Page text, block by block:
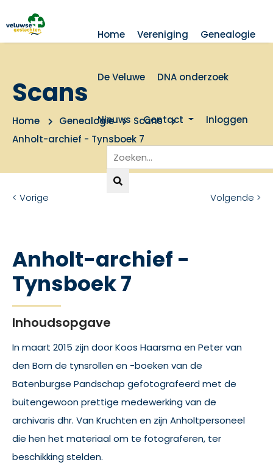
Home Vereniging Genealogie
De Veluwe DNA onderzoek
Nieuws Contact Inloggen
Scans
Home Genealogie
Scans
Anholt-archief - Tynsboek 7
< Vorige Volgende >
Anholt-archief -
Tynsboek 7
Inhoudsopgave
In maart 2015 zijn door Koos Haarsma en Peter van
den Born de tynsrollen en -boeken van de
Batenburgse Pandschap gefotografeerd met de
buitengewoon prettige medewerking van de
archivaris dhr. Van Kruchten en zijn Anholtpersoneel
die hen het materiaal om te fotograferen, ter
beschikking stelden.